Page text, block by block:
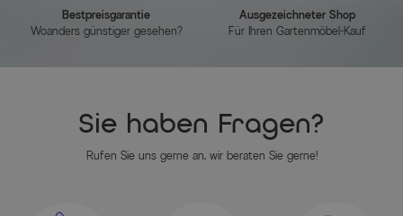
Montageanleitung
Bestpreisgarantie
Woanders günstiger gesehen?
Ausgezeichneter Shop
Für Ihren Gartenmöbel-Kauf
Sie haben Fragen?
Rufen Sie uns gerne an, wir beraten Sie gerne!